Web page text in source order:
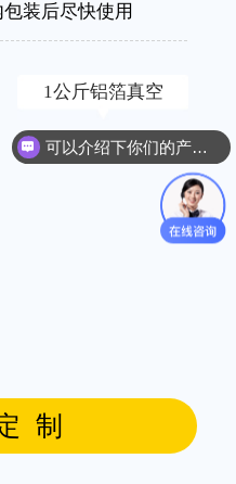
装后尽快使用
1公斤铝箔真空
制
可以介绍下你们的产品么？